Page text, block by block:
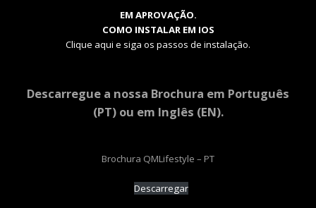
EM APROVAÇÃO.
COMO INSTALAR EM IOS
Clique aqui e siga os passos de instalação.
Descarregue a nossa Brochura em Português
(PT) ou em Inglês (EN).
Brochura QMLifestyle – PT
Descarregar